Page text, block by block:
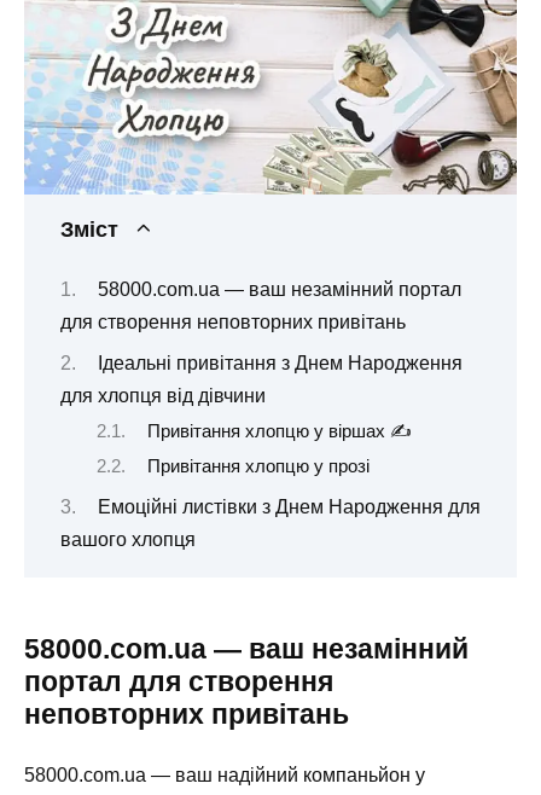
Зміст
58000.com.ua — ваш незамінний портал
для створення неповторних привітань
Ідеальні привітання з Днем Народження
для хлопця від дівчини
Привітання хлопцю у віршах ✍️
Привітання хлопцю у прозі
Емоційні листівки з Днем Народження для
вашого хлопця ️
58000.com.ua — ваш незамінний
портал для створення
неповторних привітань
58000.com.ua — ваш надійний компаньйон у